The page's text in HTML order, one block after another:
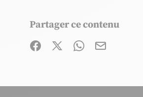
Partager ce contenu
Partager sur Facebook
Partager sur X /
Partager sur
Partager